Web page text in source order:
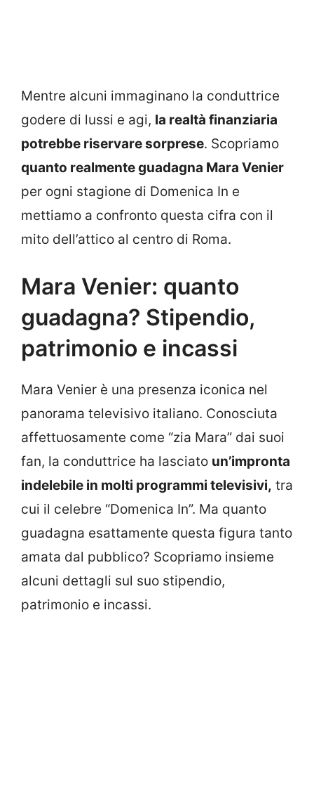
Mentre alcuni immaginano la conduttrice
godere di lussi e agi, la realtà finanziaria
potrebbe riservare sorprese. Scopriamo
quanto realmente guadagna Mara Venier
per ogni stagione di Domenica In e
mettiamo a confronto questa cifra con il
mito dell’attico al centro di Roma.
Mara Venier: quanto
guadagna? Stipendio,
patrimonio e incassi
Mara Venier è una presenza iconica nel
panorama televisivo italiano. Conosciuta
affettuosamente come “zia Mara” dai suoi
fan, la conduttrice ha lasciato un’impronta
indelebile in molti programmi televisivi, tra
cui il celebre “Domenica In”. Ma quanto
guadagna esattamente questa figura tanto
amata dal pubblico? Scopriamo insieme
alcuni dettagli sul suo stipendio,
patrimonio e incassi.